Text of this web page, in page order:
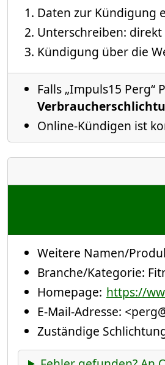
Daten zur Kündigung
Unterschreiben:
Kündigung über die
Falls „Impuls15
Online-Kündigen ist
Weitere Namen/
Branche/Kategorie:
Homepage: https://
E-Mail-Adresse:
Zuständige